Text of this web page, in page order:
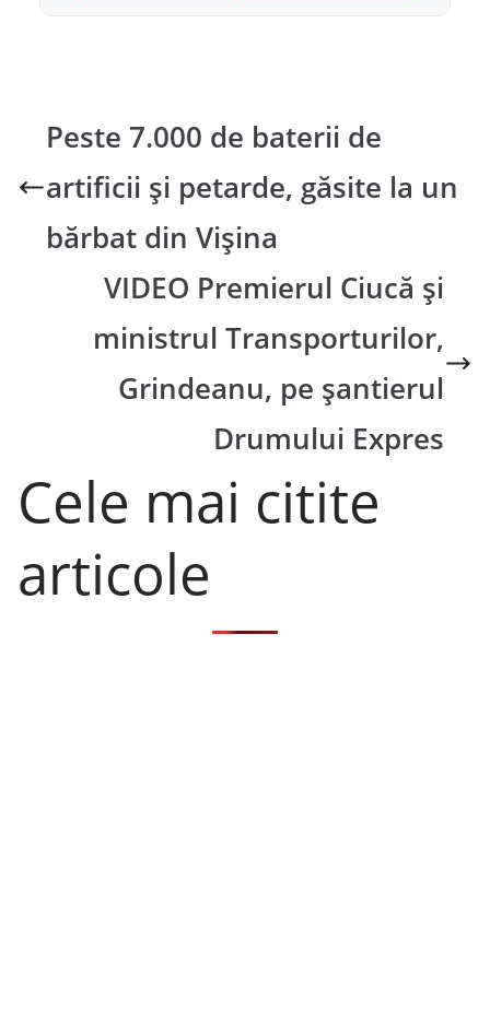
Peste 7.000 de baterii de
artificii și petarde, găsite la un
bărbat din Vișina
VIDEO Premierul Ciucă și
ministrul Transporturilor,
Grindeanu, pe șantierul
Drumului Expres
Cele mai citite
articole